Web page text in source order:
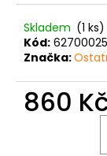
Skladem (1 ks)
Kód: 62700025
Značka:
860
D
o
p
o
r
u